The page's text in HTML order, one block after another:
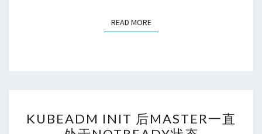
分
类
READ MOREREAD MORE
INIT
KUBEADM INIT 后MASTER一直